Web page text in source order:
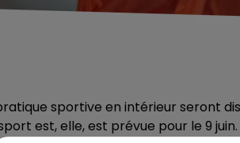
sportive en intérieur seront
est, elle, est prévue pour le 9 juin.